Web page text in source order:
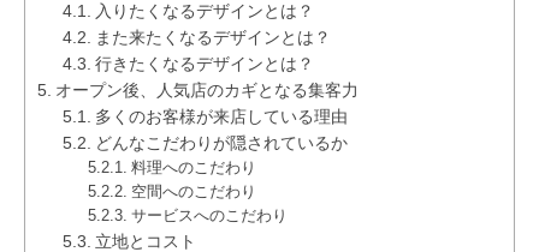
入りたくなるデザインとは？
また来たくなるデザインとは？
行きたくなるデザインとは？
オープン後、人気店のカギとなる集客力
多くのお客様が来店している理由
どんなこだわりが隠されているか
料理へのこだわり
空間へのこだわり
サービスへのこだわり
立地とコスト